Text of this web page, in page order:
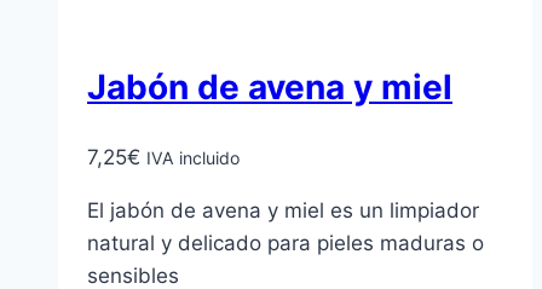
Jabón de avena y miel
7,25€ IVA incluido
El jabón de avena y miel es un limpiador
natural y delicado para pieles maduras o
sensibles